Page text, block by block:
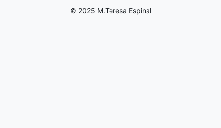
© 2025 M.Teresa Espinal